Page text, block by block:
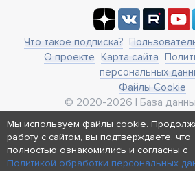
Что такое подписка?
О проекте Карта сайта
персональных
Файлы Cookie
© 2020-2026 | База
business@pump.su
г. Москва, ул. Ленинская
Реквизиты
Мы используем файлы cookie.
работу с сайтом, вы подтверждаете, что
полностью ознакомились и согласны с
Политикой обработки персональных